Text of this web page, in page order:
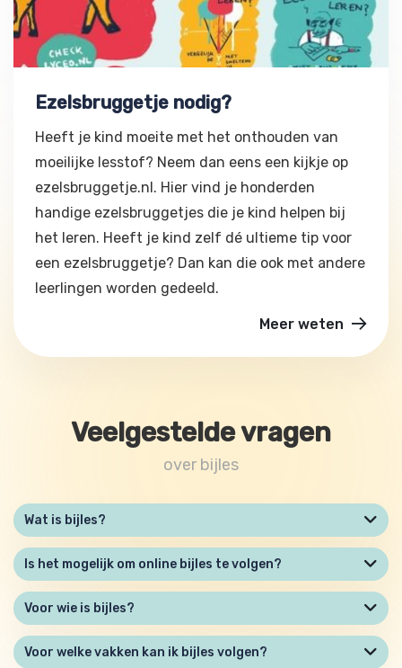
Ezelsbruggetje nodig?
Heeft je kind moeite met het onthouden van
moeilijke lesstof? Neem dan eens een kijkje op
ezelsbruggetje.nl. Hier vind je honderden
handige ezelsbruggetjes die je kind helpen bij
het leren. Heeft je kind zelf dé ultieme tip voor
een ezelsbruggetje? Dan kan die ook met andere
leerlingen worden gedeeld.
Meer weten
Veelgestelde vragen
over bijles
Wat is bijles?
Is het mogelijk om online bijles te volgen?
Voor wie is bijles?
Voor welke vakken kan ik bijles volgen?